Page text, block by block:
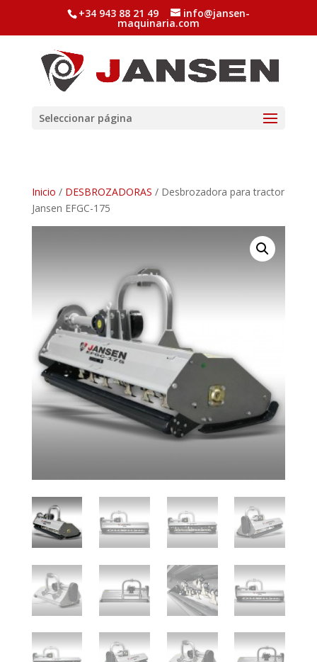
+34 943 88 21 49 info@jansen-
maquinaria.com
Seleccionar página
Inicio / DESBROZADORAS / Desbrozadora para tractor
Jansen EFGC-175